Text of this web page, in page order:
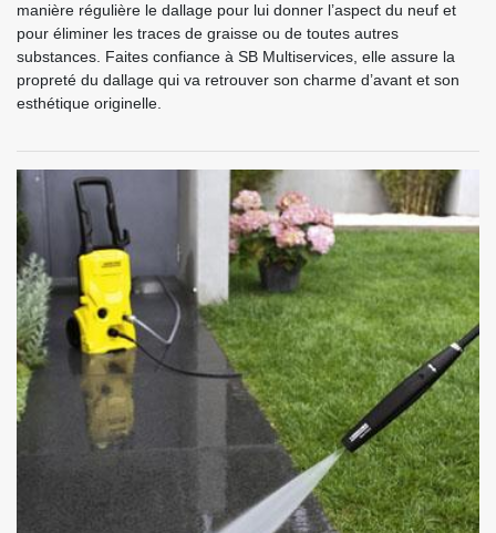
manière régulière le dallage pour lui donner l’aspect du neuf et
pour éliminer les traces de graisse ou de toutes autres
substances. Faites confiance à SB Multiservices, elle assure la
propreté du dallage qui va retrouver son charme d’avant et son
esthétique originelle.